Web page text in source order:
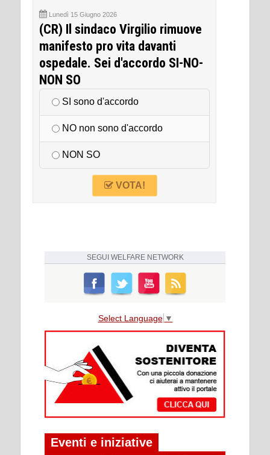
Lunedì 15 Giugno 2026
(CR) Il sindaco Virgilio rimuove
manifesto pro vita davanti
ospedale. Sei d'accordo SI-NO-
NON SO
SI sono d'accordo
NO non sono d'accordo
NON SO
VOTA!
SEGUI WELFARE NETWORK
Select Language ▼
Eventi e iniziative